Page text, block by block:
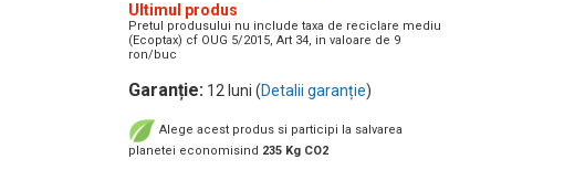
Ultimul produs
Pretul produsului nu include taxa de reciclare mediu
(Ecoptax) cf OUG 5/2015, Art 34, in valoare de 9
ron/buc
Garanție: 12 luni (Detalii garanție)
Alege acest produs si participi la salvarea
planetei economisind 235 Kg CO2